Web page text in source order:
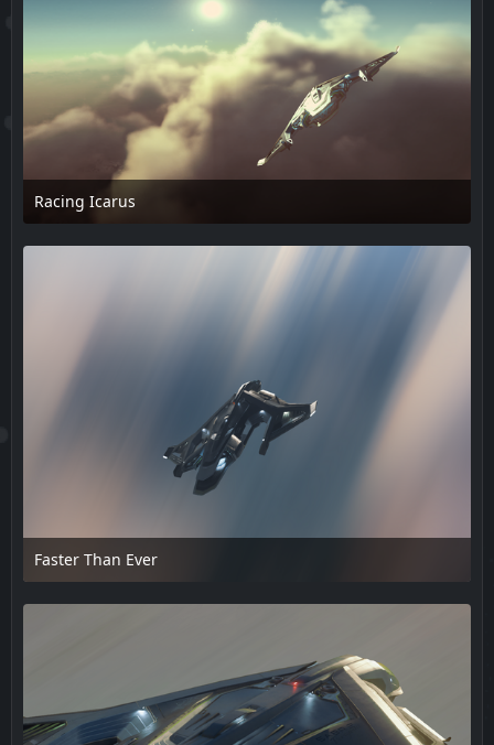
Racing Icarus
18. Februar 2025 um 15:50
Faster Than Ever
18. Februar 2025 um 15:50